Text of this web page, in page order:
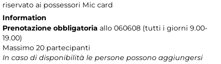
riservato ai possessori Mic card
Information
Prenotazione obbligatoria allo 060608 (tutti i giorni 9.00-
19.00)
Massimo 20 partecipanti
In caso di disponibilità le persone possono aggiungersi